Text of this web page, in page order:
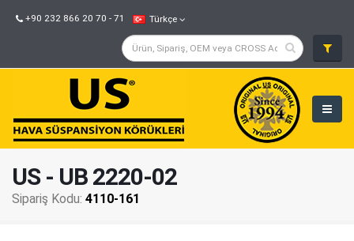
+90 232 866 20 70 - 71 Türkçe
US - UB 2220-02
Sipariş Kodu: 4110-161